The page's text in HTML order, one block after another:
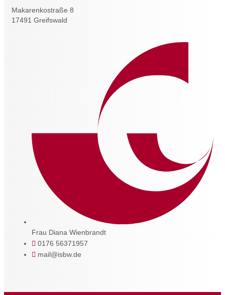
Makarenkostraße 8
17491 Greifswald
Frau Diana Wienbrandt
0176 56371957
mail@isbw.de